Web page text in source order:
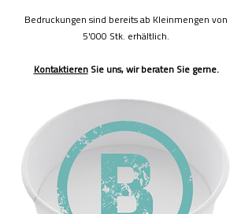
Bedruckungen sind bereits ab Kleinmengen von
5'000 Stk. erhältlich.
KontaktierenSie uns, wir beraten Sie gerne.